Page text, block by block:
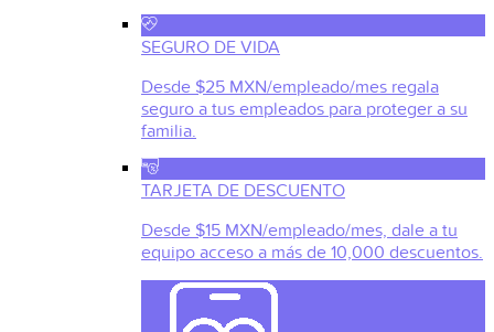
SEGURO DE VIDA
Desde $25 MXN/empleado/mes regala
seguro a tus empleados para proteger a su
familia.
TARJETA DE DESCUENTO
Desde $15 MXN/empleado/mes, dale a tu
equipo acceso a más de 10,000 descuentos.